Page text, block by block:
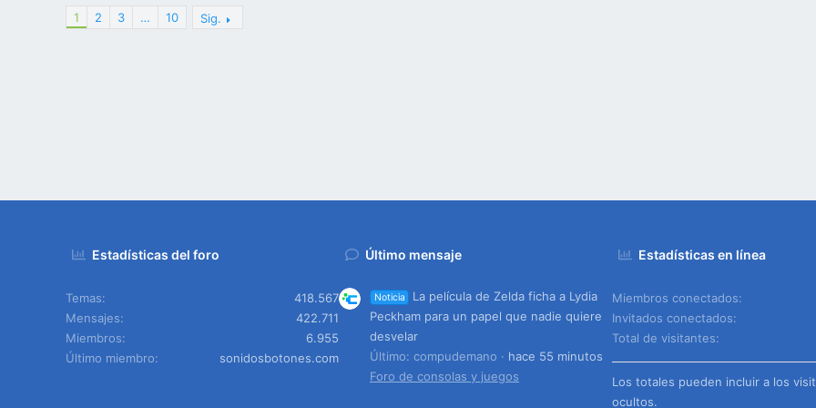
1 2 3 … 10 Sig.
Estadísticas del foro
Temas
418.567
Mensajes
422.711
Miembros
6.955
Último miembro
sonidosbotones.com
Último mensaje
Noticia
La película de Zelda ficha a Lydia
Peckham para un papel que nadie quiere
desvelar
Último: compudemano
hace 55 minutos
Foro de consolas y juegos
Estadísticas en línea
Miembros conectados
Invitados conectados
Total de visitantes
Los totales pueden incluir a los
ocultos.